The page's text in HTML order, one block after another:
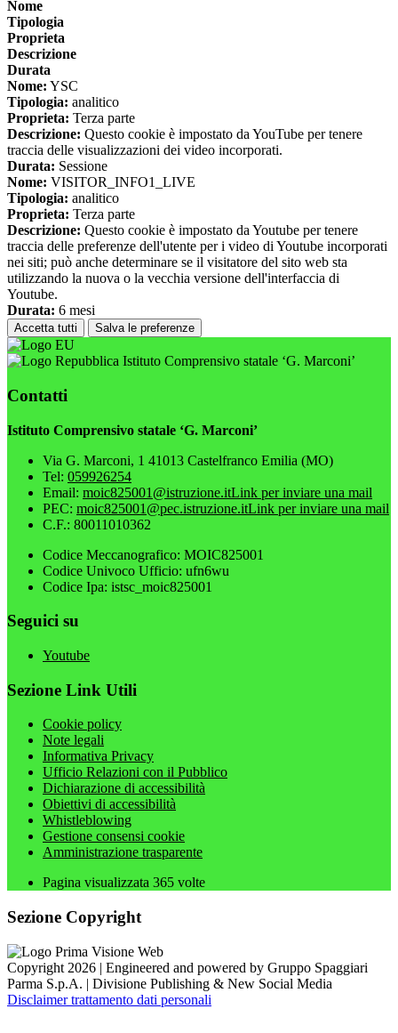
Nome
Tipologia
Proprieta
Descrizione
Durata
Nome: YSC
Tipologia: analitico
Proprieta: Terza parte
Descrizione: Questo cookie è impostato da YouTube per tenere
traccia delle visualizzazioni dei video incorporati.
Durata: Sessione
Nome: VISITOR_INFO1_LIVE
Tipologia: analitico
Proprieta: Terza parte
Descrizione: Questo cookie è impostato da Youtube per tenere
traccia delle preferenze dell'utente per i video di Youtube incorporati
nei siti; può anche determinare se il visitatore del sito web sta
utilizzando la nuova o la vecchia versione dell'interfaccia di
Youtube.
Durata: 6 mesi
Accetta tutti Salva le preferenze
Istituto Comprensivo statale ‘G. Marconi’
Contatti
Istituto Comprensivo statale ‘G. Marconi’
Via G. Marconi, 1 41013 Castelfranco Emilia (MO)
Tel: 059926254
Email: moic825001@istruzione.itLink per inviare una mail
PEC: moic825001@pec.istruzione.itLink per inviare una mail
C.F.: 80011010362
Codice Meccanografico: MOIC825001
Codice Univoco Ufficio: ufn6wu
Codice Ipa: istsc_moic825001
Seguici su
Youtube
Sezione Link Utili
Cookie policy
Note legali
Informativa Privacy
Ufficio Relazioni con il Pubblico
Dichiarazione di accessibilità
Obiettivi di accessibilità
Whistleblowing
Gestione consensi cookie
Amministrazione trasparente
Pagina visualizzata 365 volte
Sezione Copyright
Copyright 2026 | Engineered and powered by Gruppo Spaggiari
Parma S.p.A. | Divisione Publishing & New Social Media
Disclaimer trattamento dati personali